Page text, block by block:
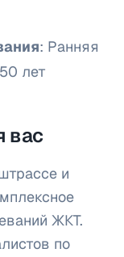
: Ранняя
лет
вас
и
ЖКТ.
по